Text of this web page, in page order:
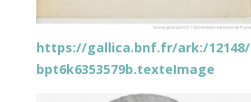
https://gallica.bnf.fr/ark:/12148/
bpt6k6353579b.texteImage